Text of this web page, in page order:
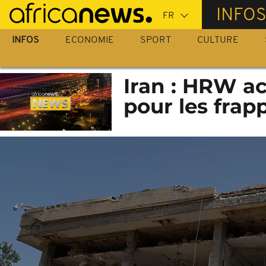
Passer
au
contenu
INFOS
INFOS ECONOMIE SPORT CULTURE
Iran : HRW
pour les